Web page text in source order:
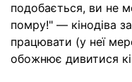
подобається, ви не
помру!" — кінодіва
працювати (у неї
обожнює дивитися